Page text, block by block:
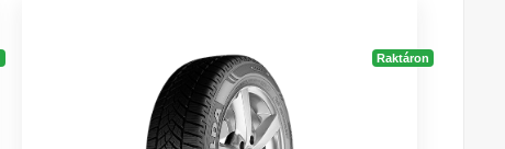
Raktáron